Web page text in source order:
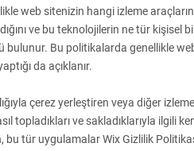
web sitenizin hangi izleme
ve bu teknolojilerin ne tür kişisel
bulunur. Bu politikalarda genellikle
da açıklanır.
çerez yerleştiren veya diğer
topladıkları ve sakladıklarıyla ilgili
bu tür uygulamalar Wix Gizlilik